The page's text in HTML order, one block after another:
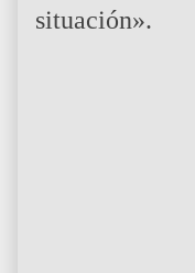
situación».